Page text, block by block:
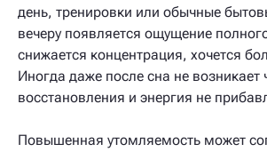
день, тренировки или обычные
вечеру появляется ощущение
снижается концентрация, хочется
Иногда даже после сна не возникает
восстановления и энергия не
Повышенная утомляемость может